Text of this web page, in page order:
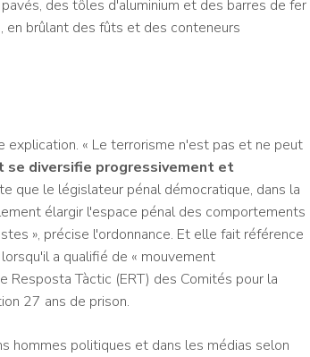
des tôles d'aluminium et des barres de fer
en brûlant des fûts et des conteneurs
explication. « Le terrorisme n'est pas et ne peut
se diversifie progressivement et
que le législateur pénal démocratique, dans la
élargir l'espace pénal des comportements
», précise l'ordonnance. Et elle fait référence
a qualifié de « mouvement
Resposta Tàctic (ERT) des Comités pour la
27 ans de prison.
hommes politiques et dans les médias selon